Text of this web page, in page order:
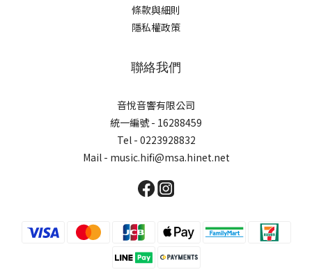
條款與細則
隱私權政策
聯絡我們
音悅音響有限公司
統一編號 - 16288459
Tel - 0223928832
Mail - music.hifi@msa.hinet.net